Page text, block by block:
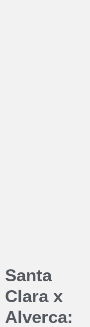
Santa
Clara x
Alverca: